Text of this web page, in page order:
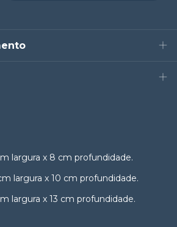
largura x 8 cm profundidade.
largura x 10 cm profundidade.
largura x 13 cm profundidade.